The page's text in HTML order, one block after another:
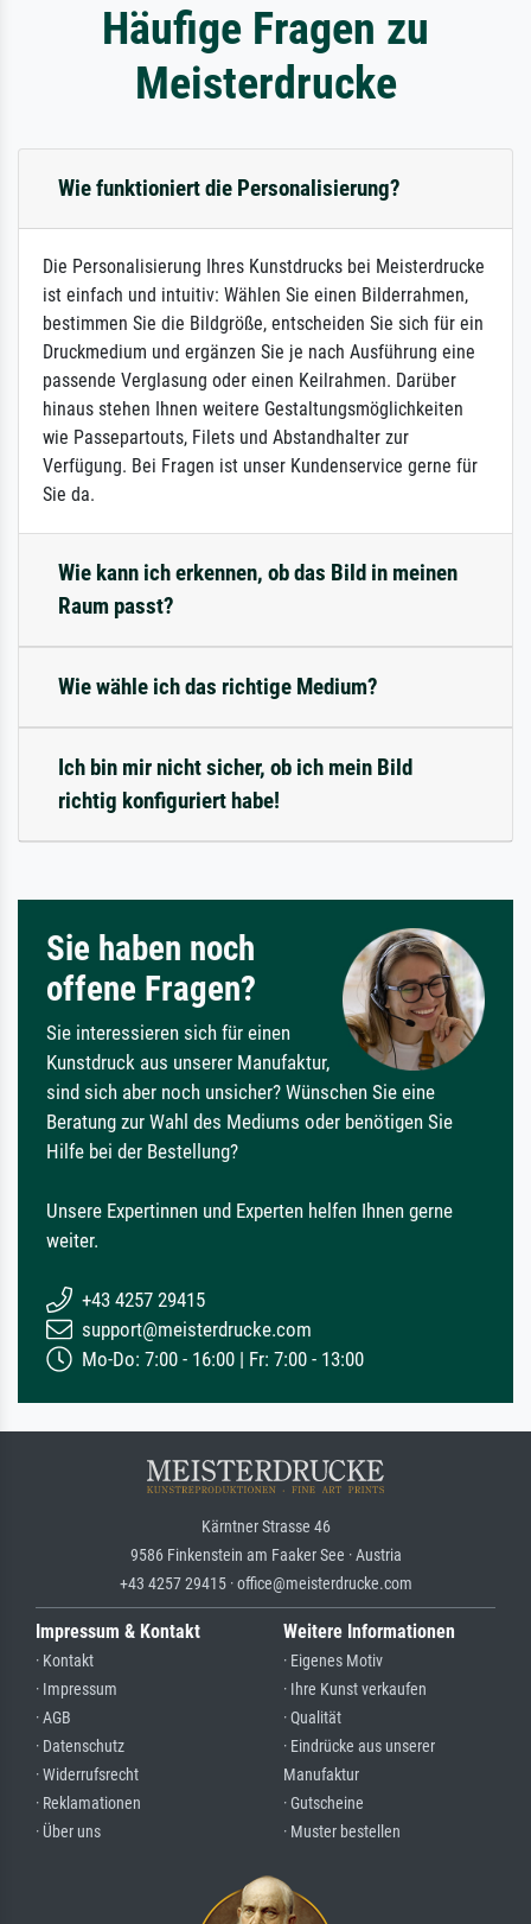
Häufige Fragen zu
Meisterdrucke
Wie funktioniert die Personalisierung?
Die Personalisierung Ihres Kunstdrucks bei Meisterdrucke
ist einfach und intuitiv: Wählen Sie einen Bilderrahmen,
bestimmen Sie die Bildgröße, entscheiden Sie sich für ein
Druckmedium und ergänzen Sie je nach Ausführung eine
passende Verglasung oder einen Keilrahmen. Darüber
hinaus stehen Ihnen weitere Gestaltungsmöglichkeiten
wie Passepartouts, Filets und Abstandhalter zur
Verfügung. Bei Fragen ist unser Kundenservice gerne für
Sie da.
Wie kann ich erkennen, ob das Bild in meinen
Raum passt?
Wie wähle ich das richtige Medium?
Ich bin mir nicht sicher, ob ich mein Bild
richtig konfiguriert habe!
Sie haben noch
offene Fragen?
Sie interessieren sich für einen
Kunstdruck aus unserer Manufaktur,
sind sich aber noch unsicher? Wünschen Sie eine
Beratung zur Wahl des Mediums oder benötigen Sie
Hilfe bei der Bestellung?
Unsere Expertinnen und Experten helfen Ihnen gerne
weiter.
+43 4257 29415
support@meisterdrucke.com
Mo-Do: 7:00 - 16:00 | Fr: 7:00 - 13:00
Kärntner Strasse 46
9586 Finkenstein am Faaker See · Austria
+43 4257 29415 · office@meisterdrucke.com
Impressum & Kontakt
· Kontakt
· Impressum
· AGB
· Datenschutz
· Widerrufsrecht
· Reklamationen
· Über uns
Weitere Informationen
· Eigenes Motiv
· Ihre Kunst verkaufen
· Qualität
· Eindrücke aus unserer
Manufaktur
· Gutscheine
· Muster bestellen